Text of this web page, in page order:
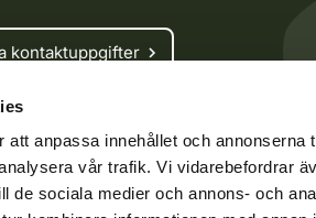
anpassa innehållet och annonserna
vår trafik. Vi vidarebefordrar
de sociala medier och annons- och
kontaktuppgifter
riista -tjänsten
om licenser och dispenser